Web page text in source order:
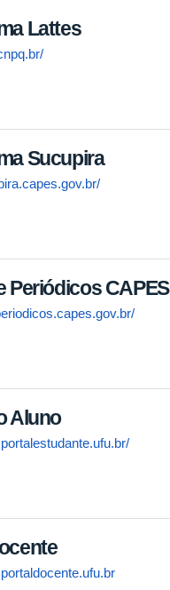
Lattes
Sucupira
Periódicos CAPES
Aluno